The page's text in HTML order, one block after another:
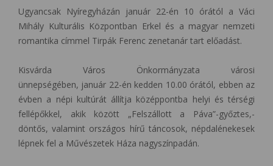
Ugyancsak Nyíregyházán január 22-én 10 órától a Váci
Mihály Kulturális Központban Erkel és a magyar nemzeti
romantika címmel Tirpák Ferenc zenetanár tart előadást.
Kisvárda Város Önkormányzata városi
ünnepségében, január 22-én kedden 10.00 órától, ebben az
évben a népi kultúrát állítja középpontba helyi és térségi
fellépőkkel, akik között „Felszállott a Páva”-győztes,-
döntős, valamint országos hírű táncosok, népdalénekesek
lépnek fel a Művészetek Háza nagyszínpadán.